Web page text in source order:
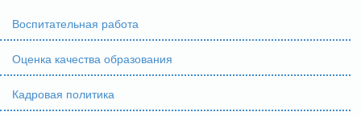
Воспитательная работа
Оценка качества образования
Кадровая политика